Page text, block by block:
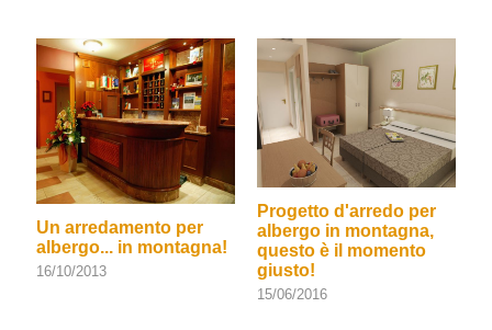
Un arredamento per
albergo... in montagna!
16/10/2013
Progetto d'arredo per
albergo in montagna,
questo è il momento
giusto!
15/06/2016